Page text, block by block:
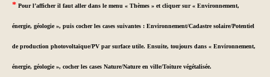
* Pour l’afficher il faut aller dans le menu « Thèmes » et cliquer sur « Environnement,
énergie, géologie », puis cocher les cases suivantes : Environnement/Cadastre solaire/Potentiel
de production photovoltaïque/PV par surface utile. Ensuite, toujours dans « Environnement,
énergie, géologie », cocher les cases Nature/Nature en ville/Toiture végétalisée.